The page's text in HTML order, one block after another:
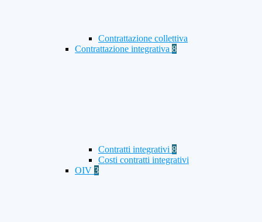
Contrattazione collettiva
Contrattazione integrativa 8
Contratti integrativi 8
Costi contratti integrativi
OIV 3